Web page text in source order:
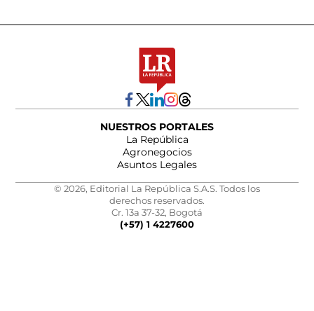
NUESTROS PORTALES
La República
Agronegocios
Asuntos Legales
© 2026, Editorial La República S.A.S. Todos los
derechos reservados.
Cr. 13a 37-32, Bogotá
(+57) 1 4227600